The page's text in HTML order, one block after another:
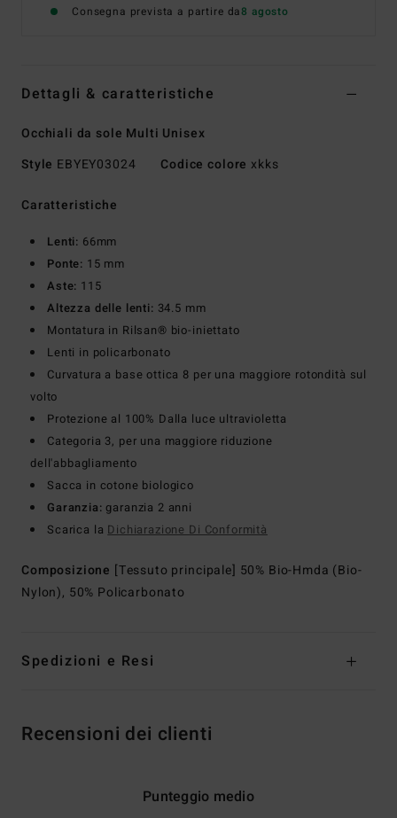
Consegna prevista a partire da8 agosto
Dettagli & caratteristiche
Occhiali da sole Multi Unisex
Style EBYEY03024 Codice colore xkks
Caratteristiche
Lenti: 66mm
Ponte: 15 mm
Aste: 115
Altezza delle lenti: 34.5 mm
Montatura in Rilsan® bio-iniettato
Lenti in policarbonato
Curvatura a base ottica 8 per una maggiore rotondità sul
volto
Protezione al 100% Dalla luce ultravioletta
Categoria 3, per una maggiore riduzione
dell'abbagliamento
Sacca in cotone biologico
Garanzia: garanzia 2 anni
Scarica la Dichiarazione Di Conformità
Composizione [Tessuto principale] 50% Bio-Hmda (Bio-
Nylon), 50% Policarbonato
Spedizioni e Resi
Recensioni dei clienti
Punteggio medio